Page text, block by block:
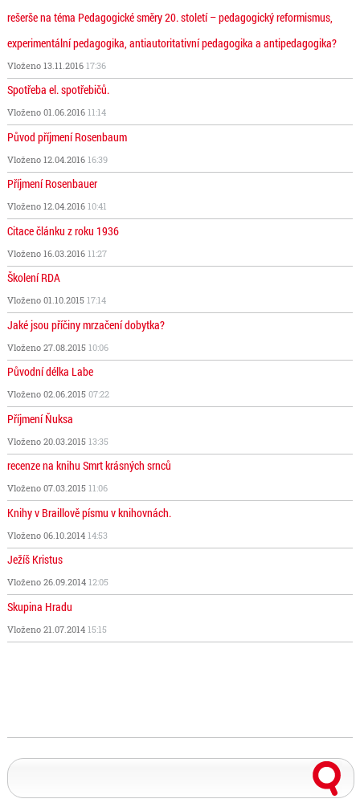
rešerše na téma Pedagogické směry 20. století – pedagogický reformismus,
experimentální pedagogika, antiautoritativní pedagogika a antipedagogika?
Vloženo 13.11.2016 17:36
Spotřeba el. spotřebičů.
Vloženo 01.06.2016 11:14
Původ příjmení Rosenbaum
Vloženo 12.04.2016 16:39
Příjmení Rosenbauer
Vloženo 12.04.2016 10:41
Citace článku z roku 1936
Vloženo 16.03.2016 11:27
Školení RDA
Vloženo 01.10.2015 17:14
Jaké jsou příčiny mrzačení dobytka?
Vloženo 27.08.2015 10:06
Původní délka Labe
Vloženo 02.06.2015 07:22
Příjmení Ňuksa
Vloženo 20.03.2015 13:35
recenze na knihu Smrt krásných srnců
Vloženo 07.03.2015 11:06
Knihy v Braillově písmu v knihovnách.
Vloženo 06.10.2014 14:53
Ježíš Kristus
Vloženo 26.09.2014 12:05
Skupina Hradu
Vloženo 21.07.2014 15:15